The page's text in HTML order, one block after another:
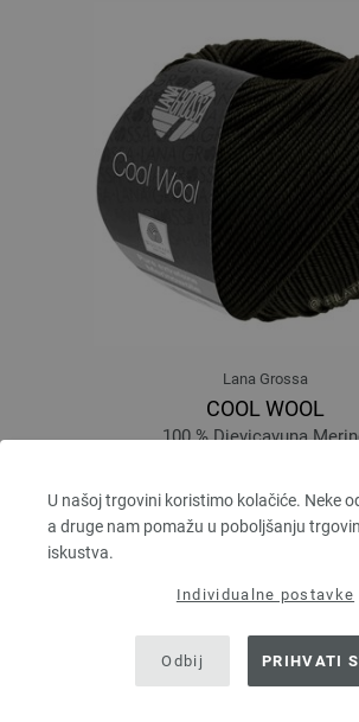
U našoj trgovini koristimo kolačiće. Neke
a druge nam pomažu u poboljšanju
iskustva.
Individualne postavke
Odbij PRIHVATI
Lana Grossa
COOL WOOL
100 % Djevicavuna
Većina igle: 3 - 3,5
6,38 $
bez PDV-a, dodatno troškovi za dostavu, Osnovna
prev next